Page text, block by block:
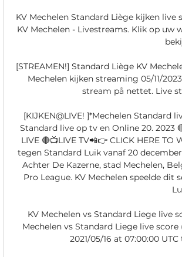
KV Mechelen Standard Liège kijken
KV Mechelen - Livestreams. Klik op
[STREAMEN!] Standard Liège KV
Mechelen kijken streaming 05/11/
stream på nettet. Live
[KIJKEN@LIVE! ]*Mechelen Standard
Standard live op tv en Online 20. 2023
LIVE 🔴📺LIVE TV📲👉 CLICK HERE
tegen Standard Luik vanaf 20
Achter De Kazerne, stad Mechelen,
Pro League. KV Mechelen speelde dit
KV Mechelen vs Standard Liege live
Mechelen vs Standard Liege live
2021/05/16 at 07:00:00